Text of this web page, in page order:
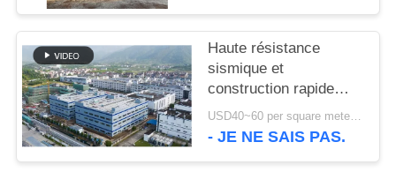
Haute résistance
sismique et
construction rapide
avec un entrepôt à
structure en acier
USD40~60 per square meter MOQ:1000 mètres carrés
- JE NE SAIS PAS.